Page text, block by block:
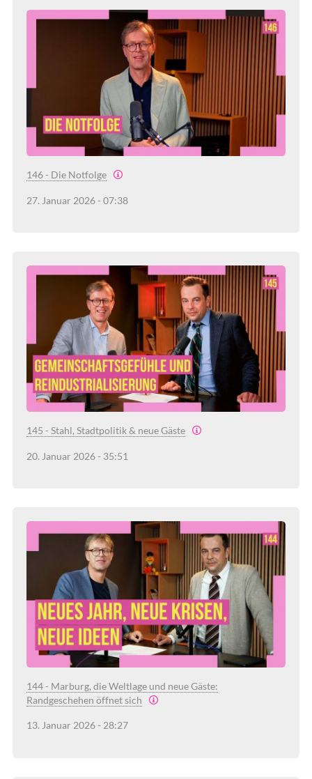
146 - Die Notfolge
27. Januar 2026 - 07:38
145 - Stahl, Stadtpolitik & neue Gäste
20. Januar 2026 - 35:51
144 - Marburg, die Weltlage und neue Gäste:
Randgeschehen öffnet sich
13. Januar 2026 - 28:27